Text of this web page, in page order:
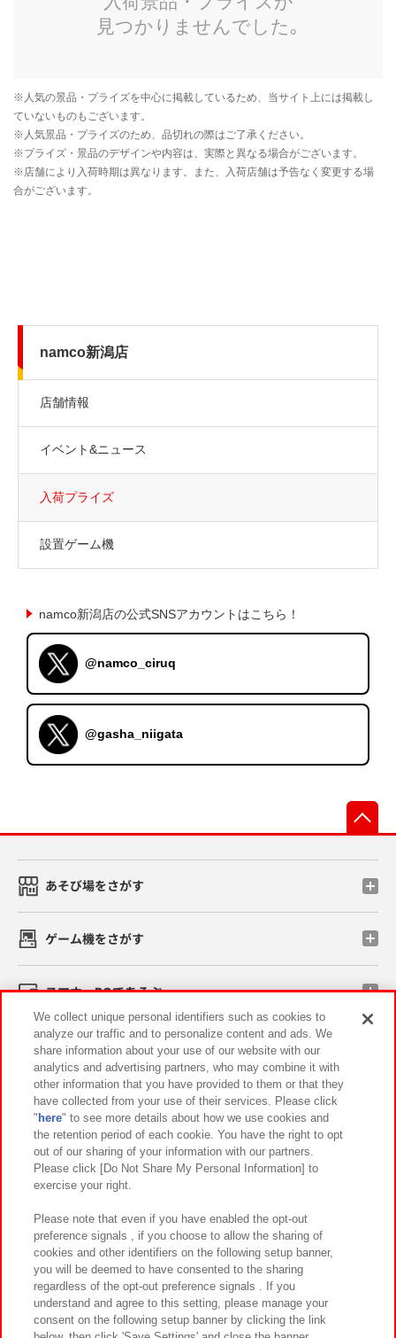
namco新潟店
店舗情報
イベント&ニュース
入荷プライズ
設置ゲーム機
namco新潟店の公式SNSアカウントはこちら！
@namco_ciruq
@gasha_niigata
あそび場をさがす
ゲーム機をさがす
スマホ・PCであそぶ
イベント・キャンペーン
関連会社 サステナビリティ サイトポリシー
プライバシーポリシー ウェブアクセシビリティ方針と検証結果
お取引先さまとともに
カスタマーハラスメント対応方針 よくあるご質問・お問い合わせ
We collect unique personal identifiers such as cookies to
analyze our traffic and to personalize content and ads. We
share information about your use of our website with our
analytics and advertising partners, who may combine it with
other information that you have provided to them or that they
have collected from your use of their services. Please click
" here" to see more details about how we use cookies and
the retention period of each cookie. You have the right to opt
out of our sharing of your information with our partners.
Please click [Do Not Share My Personal Information] to
exercise your right.
Please note that even if you have enabled the opt-out
preference signals , if you choose to allow the sharing of
cookies and other identifiers on the following setup banner,
you will be deemed to have consented to the sharing
regardless of the opt-out preference signals . If you
understand and agree to this setting, please manage your
consent on the following setup banner by clicking the link